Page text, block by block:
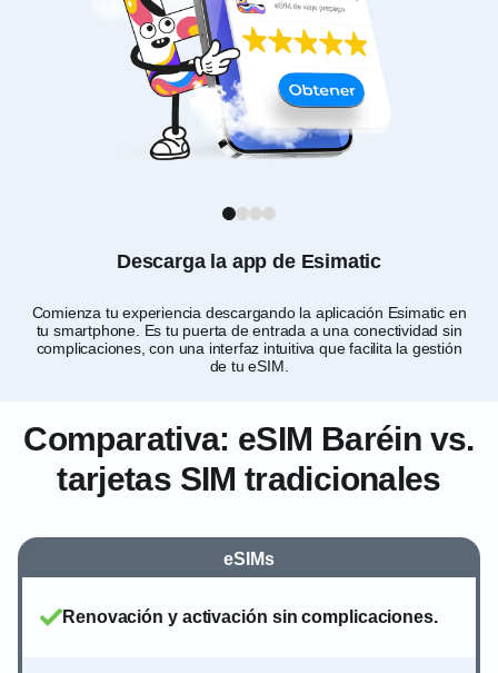
Descarga la app de Esimatic
Comienza tu experiencia descargando la aplicación Esimatic en
tu smartphone. Es tu puerta de entrada a una conectividad sin
complicaciones, con una interfaz intuitiva que facilita la gestión
de tu eSIM.
1
Comparativa: eSIM Baréin vs.
tarjetas SIM tradicionales
eSIMs
Renovación y activación sin complicaciones.